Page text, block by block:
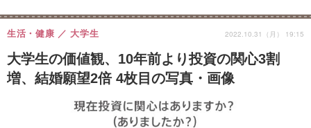
大学生の価値観、10年前より投資の関心3割
増、結婚願望2倍 4枚目の写真・画像
生活・健康 大学生 2022.10.31（月） 19:15